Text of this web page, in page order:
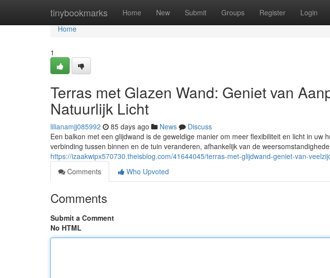
tinybookmarks Home New Submit Groups Register Login
Home
Home
1
Terras met Glazen Wand: Geniet van
Natuurlijk Licht
lilianamjj085992 85 days ago News
Discuss
Een balkon met een glijdwand is de geweldige manier om meer flexibiliteit en licht in uw
verbinding tussen binnen en de tuin veranderen, afhankelijk van de
https://izaakwipx570730.theisblog.com/41644045/terras-met-glijdwand-geniet-van-
Comments
Who Upvoted
Comments
Submit a Comment
No HTML